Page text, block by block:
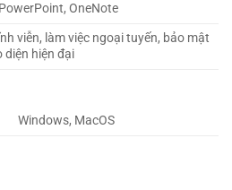
OneNote
viễn, làm việc ngoại tuyến, bảo mật
diện hiện đại
Windows, MacOS